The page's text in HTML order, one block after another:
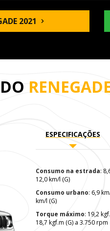
2021
ESPECIFICAÇÕES
Consumo na estrada: 8,6 km/l (E) /
12,0 km/l (G)
Consumo urbano: 6,9 km/l (E) / 10,0
km/l (G)
Torque máximo: 19,2 kgf.m (E) /
18,7 kgf.m (G) a 3.750 rpm